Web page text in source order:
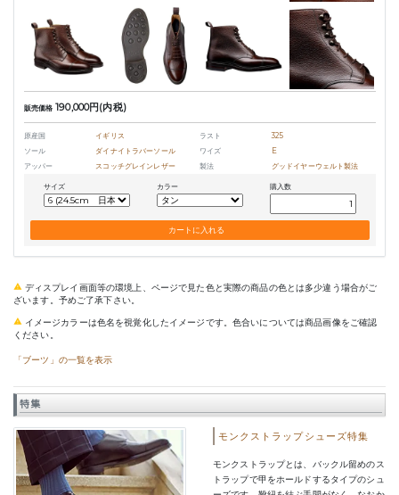
販売価格 190,000円(内税)
原産国 イギリス ラスト
325
ソール
ダイナイトラバーソール ワイズ
E
アッパー
スコッチグレインレザー 製法 グッドイヤーウェルト製法
サイズ カラー 購入数
ディスプレイ画面等の環境上、ページで見た色と実際の商品の色とは多少違う場合がご
ざいます。予めご了承下さい。
イメージカラーは色名を視覚化したイメージです。色合いについては商品画像をご確認
ください。
「ブーツ」の一覧を表示
特集
モンクストラップシューズ特集
モンクストラップとは、バックル留めのス
トラップで甲をホールドするタイプのシュ